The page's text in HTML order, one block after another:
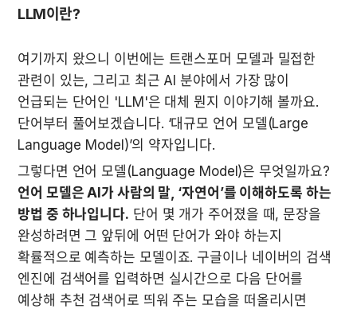
LLM이란?
여기까지 왔으니 이번에는 트랜스포머 모델과 밀접한
관련이 있는, 그리고 최근 AI 분야에서 가장 많이
언급되는 단어인 'LLM'은 대체 뭔지 이야기해 볼까요.
단어부터 풀어보겠습니다. ‘대규모 언어 모델(Large
Language Model)’의 약자입니다.
언어 모델은 AI가 사람의 말, ‘자연어’를 이해하도록 하는
방법 중 하나입니다. 단어 몇 개가 주어졌을 때, 문장을
완성하려면 그 앞뒤에 어떤 단어가 와야 하는지
확률적으로 예측하는 모델이죠. 구글이나 네이버의 검색
엔진에 검색어를 입력하면 실시간으로 다음 단어를
예상해 추천 검색어로 띄워 주는 모습을 떠올리시면